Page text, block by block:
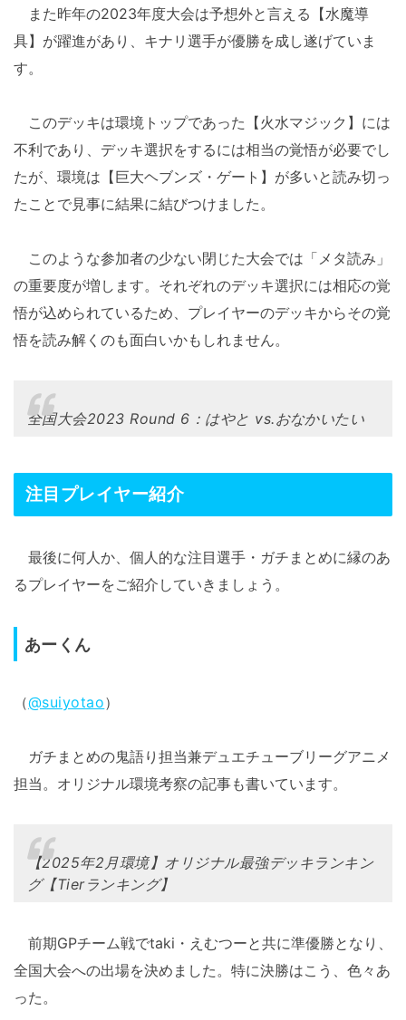
また昨年の2023年度大会は予想外と言える【水魔導
具】が躍進があり、キナリ選手が優勝を成し遂げていま
す。
このデッキは環境トップであった【火水マジック】には
不利であり、デッキ選択をするには相当の覚悟が必要でし
たが、環境は【巨大ヘブンズ・ゲート】が多いと読み切っ
たことで見事に結果に結びつけました。
このような参加者の少ない閉じた大会では「メタ読み」
の重要度が増します。それぞれのデッキ選択には相応の覚
悟が込められているため、プレイヤーのデッキからその覚
悟を読み解くのも面白いかもしれません。
全国大会2023 Round 6：はやと vs.おなかいたい
注目プレイヤー紹介
最後に何人か、個人的な注目選手・ガチまとめに縁のあ
るプレイヤーをご紹介していきましょう。
あーくん
（@suiyotao）
ガチまとめの鬼語り担当兼デュエチューブリーグアニメ
担当。オリジナル環境考察の記事も書いています。
【2025年2月環境】オリジナル最強デッキランキン
グ【Tierランキング】
前期GPチーム戦でtaki・えむつーと共に準優勝となり、
全国大会への出場を決めました。特に決勝はこう、色々あ
った。